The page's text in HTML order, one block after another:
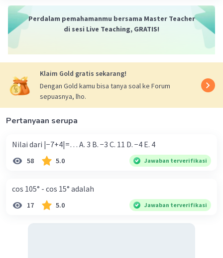
Perdalam pemahamanmu bersama Master Teacher
di sesi Live Teaching, GRATIS!
Klaim Gold gratis sekarang!
Dengan Gold kamu bisa tanya soal ke Forum
sepuasnya, lho.
Pertanyaan serupa
Nilai dari |−7+4|=… A. 3 B. −3 C. 11 D. −4 E. 4
58 5.0 Jawaban terverifikasi
cos 105° - cos 15° adalah
17 5.0 Jawaban terverifikasi